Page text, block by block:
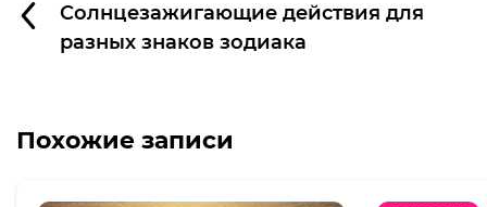
Солнцезажигающие действия для
разных знаков зодиака
Похожие записи